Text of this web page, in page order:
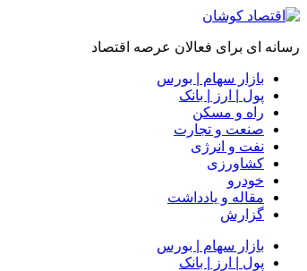
رسانه ای برای فعالان عرصه اقتصاد
بازار سهام | بورس
پول | ارز | بانک
راه و مسکن
صنعت و تجارت
نفت و انرژی
کشاورزی
خودرو
مقاله و یادداشت
گزارش
بازار سهام | بورس
پول | ارز | بانک